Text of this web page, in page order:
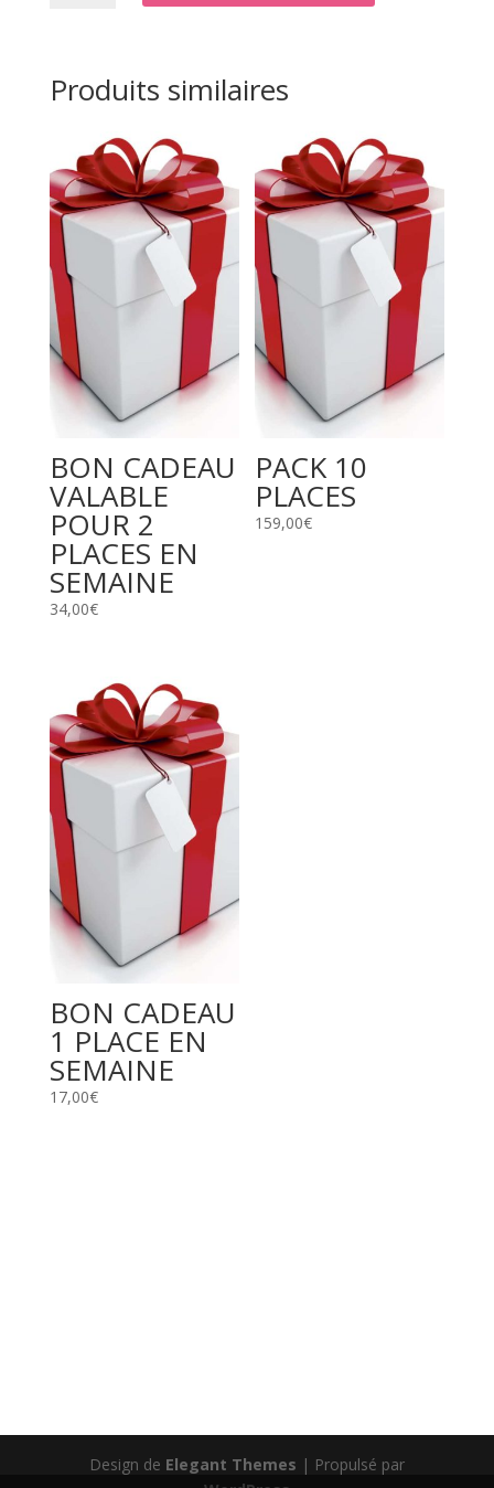
Produits similaires
BON CADEAU
VALABLE
POUR 2
PLACES EN
SEMAINE
34,00€
PACK 10
PLACES
159,00€
BON CADEAU
1 PLACE EN
SEMAINE
17,00€
Design de Elegant Themes | Propulsé par